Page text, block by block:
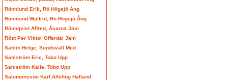
Rönnlund Erik, Rö Högsjö Ång
Rönnlund Walfrid, Rö Högsjö Ång
Rönnqvist Alfred, Åsarna Jäm
Röst Per Viktor Offerdal Jäm
Sahlin Helge, Sundsvall Med
Sahlström Eric, Tobo Upp
Sahlström Kalle, Tobo Upp
Salomonsson Karl Alfshög Halland